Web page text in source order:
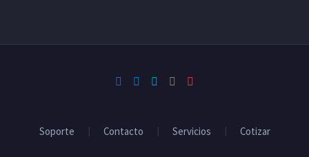
Soporte Contacto Servicios Cotizar